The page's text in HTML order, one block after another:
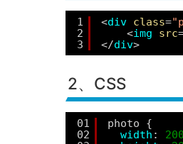
1
2
3
<div class=
<img src
</div>
2、CSS
01
02
photo {
width :